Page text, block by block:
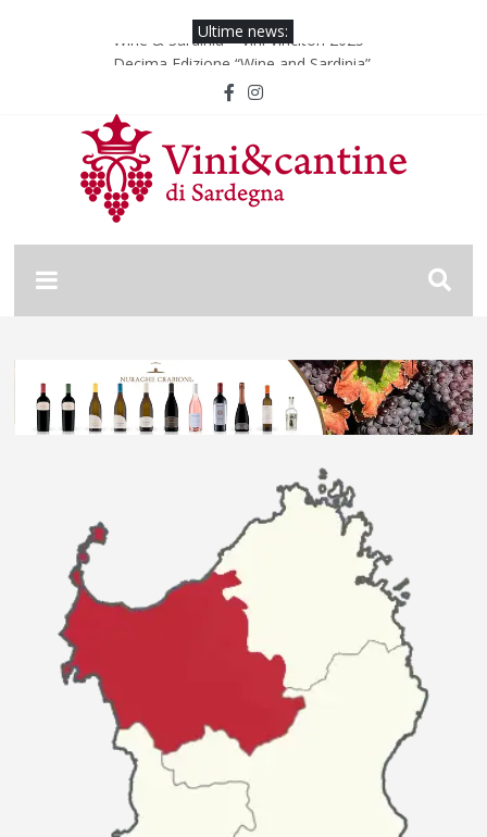
Ultime news:
Wine & Sardinia – Vini Vincitori 2025
Decima Edizione “Wine and Sardinia”
Wine & Sardinia – Vini Vincitori 2024
Nona Edizione “Wine and Sardinia”